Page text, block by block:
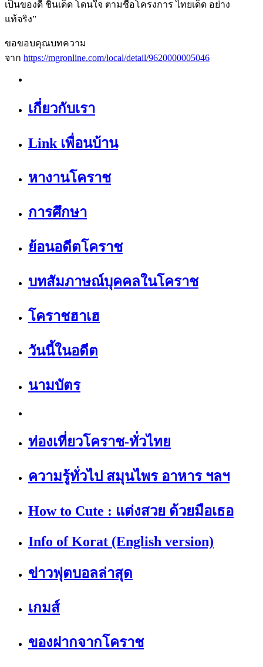
เป็นของดี ชิ้นเด็ด โดนใจ ตามชื่อโครงการ ไทยเด็ด อย่าง
แท้จริง”
ขอขอบคุณบทความ
จาก https://mgronline.com/local/detail/9620000005046
เกี่ยวกับเรา
Link เพื่อนบ้าน
หางานโคราช
การศึกษา
ย้อนอดีตโคราช
บทสัมภาษณ์บุคคลในโคราช
โคราชฮาเฮ
วันนี้ในอดีต
นามบัตร
ท่องเที่ยวโคราช-ทั่วไทย
ความรู้ทั่วไป สมุนไพร อาหาร ฯลฯ
How to Cute : แต่งสวย ด้วยมือเธอ
Info of Korat (English version)
ข่าวฟุตบอลล่าสุด
เกมส์
ของฝากจากโคราช